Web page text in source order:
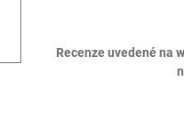
Recenze uvedené na